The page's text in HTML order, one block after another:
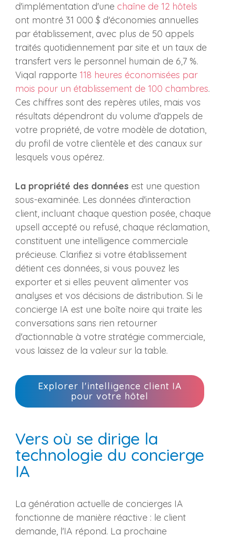
d'implémentation d'une chaîne de 12 hôtels
ont montré 31 000 $ d'économies annuelles
par établissement, avec plus de 50 appels
traités quotidiennement par site et un taux de
transfert vers le personnel humain de 6,7 %.
Viqal rapporte 118 heures économisées par
mois pour un établissement de 100 chambres.
Ces chiffres sont des repères utiles, mais vos
résultats dépendront du volume d'appels de
votre propriété, de votre modèle de dotation,
du profil de votre clientèle et des canaux sur
lesquels vous opérez.
La propriété des données est une question
sous-examinée. Les données d'interaction
client, incluant chaque question posée, chaque
upsell accepté ou refusé, chaque réclamation,
constituent une intelligence commerciale
précieuse. Clarifiez si votre établissement
détient ces données, si vous pouvez les
exporter et si elles peuvent alimenter vos
analyses et vos décisions de distribution. Si le
concierge IA est une boîte noire qui traite les
conversations sans rien retourner
d'actionnable à votre stratégie commerciale,
vous laissez de la valeur sur la table.
Explorer l'intelligence client IA
pour votre hôtel
Vers où se dirige la
technologie du concierge
IA
La génération actuelle de concierges IA
fonctionne de manière réactive : le client
demande, l'IA répond. La prochaine